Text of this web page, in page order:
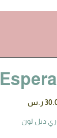
ر.س
دبل لون